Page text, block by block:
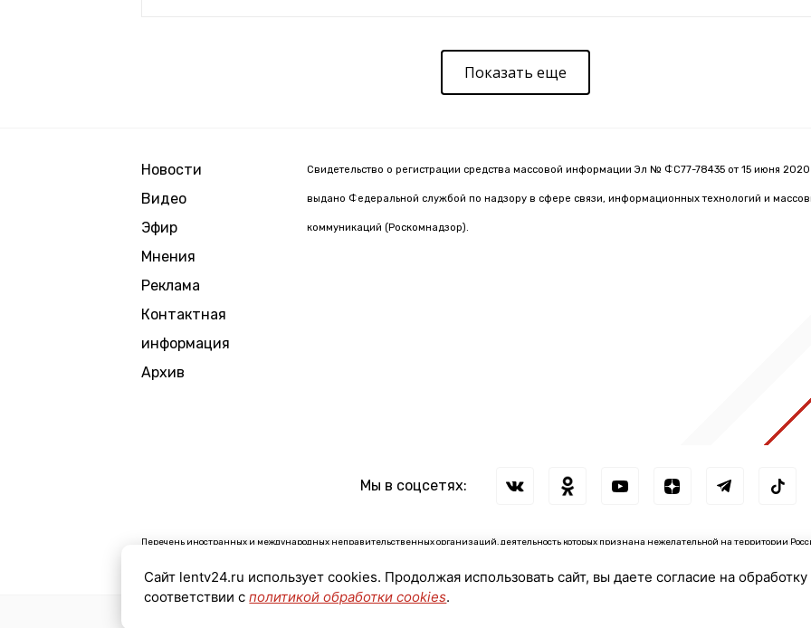
Показать еще
Новости
Видео
Эфир
Мнения
Реклама
Контактная
информация
Архив
Свидетельство о регистрации средства массовой информации Эл № ФС77-78435 от 15 июня 2020
выдано Федеральной службой по надзору в сфере связи, информационных технологий и
коммуникаций (Роскомнадзор).
Мы в соцсетях:
Перечень иностранных и международных неправительственных организаций, деятельность которых признана нежелательной на территории
Организации, СМИ и физические лица, признанные в России иностранными агентами: ↓
Сайт lentv24.ru использует cookies. Продолжая использовать сайт, вы даете согласие на
соответствии сполитикой обработки cookies.